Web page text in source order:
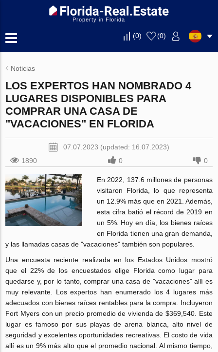
Property in Florida
(0) (0)
Noticias
LOS EXPERTOS HAN NOMBRADO 4
LUGARES DISPONIBLES PARA
COMPRAR UNA CASA DE
"VACACIONES" EN FLORIDA
07.07.2023 (updated: 16.07.2023)
1890
0 0
En 2022, 137.6 millones de personas
visitaron Florida, lo que representa
un 12.9% más que en 2021. Además,
esta cifra batió el récord de 2019 en
un 5%. Hoy en día, los bienes raíces
en Florida tienen una gran demanda,
y las llamadas casas de "vacaciones" también son populares.
Una encuesta reciente realizada en los Estados Unidos mostró
que el 22% de los encuestados elige Florida como lugar para
quedarse y, por lo tanto, comprar una casa de "vacaciones" allí es
muy relevante. Los expertos han enumerado los 4 lugares más
adecuados con bienes raíces rentables para la compra. Incluyeron
Fort Myers con un precio promedio de vivienda de $369,540. Este
lugar es famoso por sus playas de arena blanca, alto nivel de
seguridad y excelentes oportunidades recreativas. El costo de vida
allí es un 9% más alto que el promedio nacional. Al mismo tiempo,